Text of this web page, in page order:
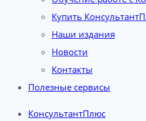
Купить
Наши издания
Новости
Контакты
Полезные сервисы
КонсультантПлюс